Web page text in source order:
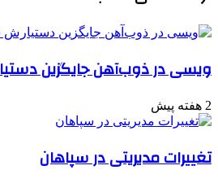
ویسی در ذوب‌آهن جایگزین
2 هفته پیش
تغییرات مدیریتی در سپاهان